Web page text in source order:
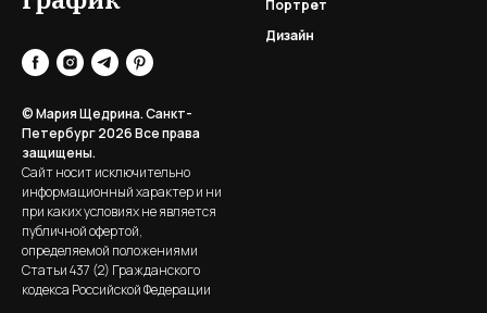
© Мария Щедрина. Санкт-
Петербург 2026Все права
защищены.
Сайт носит исключительно
информационный характер и ни
при каких условиях не является
публичной офертой,
определяемой положениями
Статьи 437 (2) Гражданского
кодекса Российской Федерации
Портрет
Дизайн